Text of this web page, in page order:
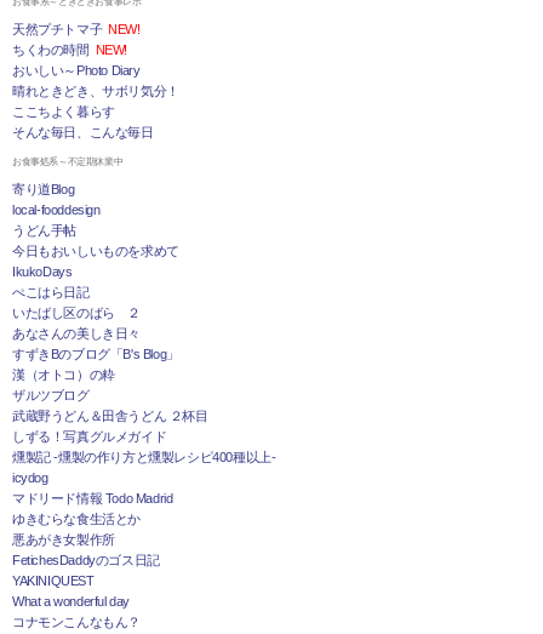
天然プチトマ子 NEW!
ちくわの時間 NEW!
おいしい～Photo Diary
晴れときどき、サボリ気分！
ここちよく暮らす
そんな毎日、こんな毎日
お食事処系～不定期休業中
寄り道Blog
local-fooddesign
うどん手帖
今日もおいしいものを求めて
IkukoDays
ぺこはら日記
いたばし区のばら ２
あなさんの美しき日々
すずきBのブログ「B's Blog」
漢（オトコ）の粋
ザルツブログ
武蔵野うどん＆田舎うどん ２杯目
しずる！写真グルメガイド
燻製記 -燻製の作り方と燻製レシピ400種以上-
icydog
マドリード情報 Todo Madrid
ゆきむらな食生活とか
悪あがき女製作所
FetichesDaddyのゴス日記
YAKINIQUEST
What a wonderful day
コナモンこんなもん？